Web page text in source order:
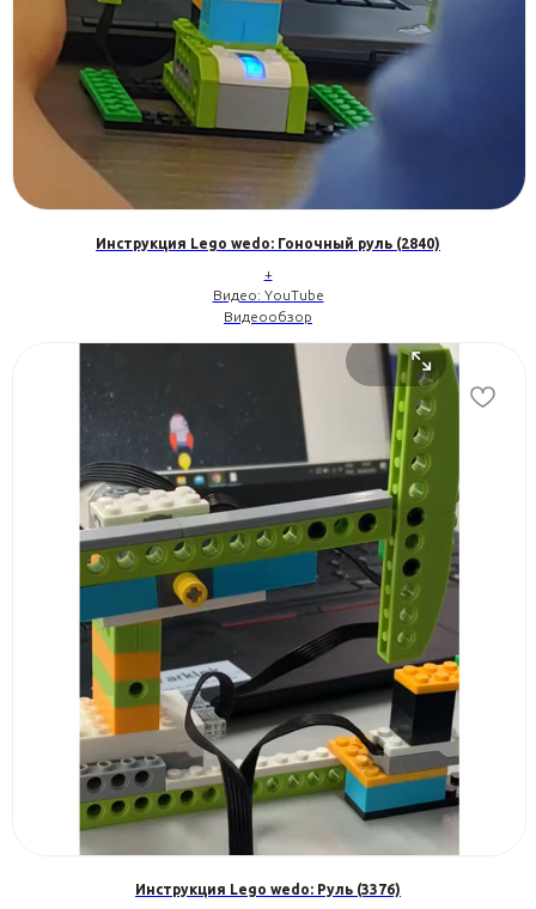
Инструкция Lego wedo: Гоночный руль (2840)
+
Видео: YouTube
Видеообзор
Инструкция Lego wedo: Руль (3376)